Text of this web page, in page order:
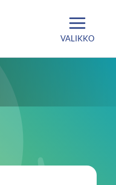
VALIKKO